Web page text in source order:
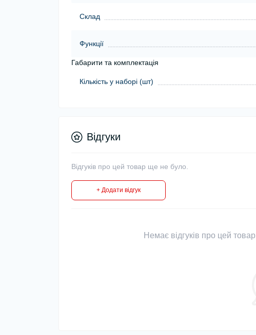
Склад
Функції
Габарити та комплектація
Кількість у наборі (шт)
Відгуки
Відгуків про цей товар ще не було.
+ Додати відгук
Немає відгуків про цей